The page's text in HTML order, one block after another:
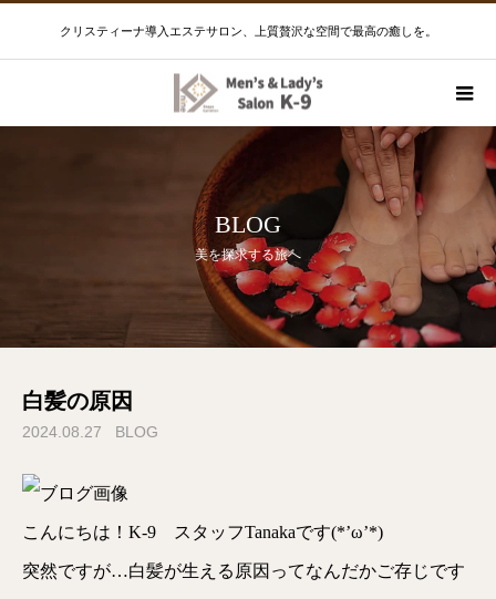
クリスティーナ導入エステサロン、上質贅沢な空間で最高の癒しを。
BLOG
美を探求する旅へ
白髪の原因
2024.08.27 BLOG
こんにちは！K-9 スタッフTanakaです(*’ω’*)
突然ですが…白髪が生える原因ってなんだかご存じです